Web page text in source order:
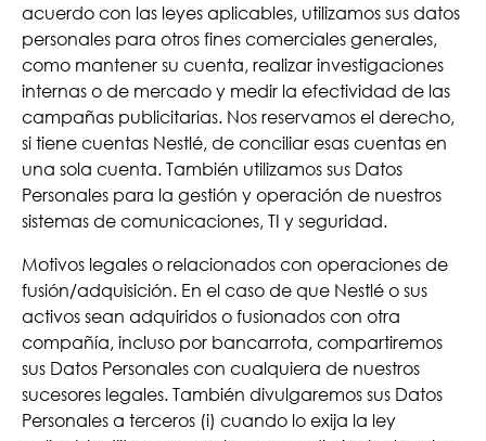
acuerdo con las leyes aplicables, utilizamos sus datos
personales para otros fines comerciales generales,
como mantener su cuenta, realizar investigaciones
internas o de mercado y medir la efectividad de las
campañas publicitarias. Nos reservamos el derecho,
si tiene cuentas Nestlé, de conciliar esas cuentas en
una sola cuenta. También utilizamos sus Datos
Personales para la gestión y operación de nuestros
sistemas de comunicaciones, TI y seguridad.
Motivos legales o relacionados con operaciones de
fusión/adquisición. En el caso de que Nestlé o sus
activos sean adquiridos o fusionados con otra
compañía, incluso por bancarrota, compartiremos
sus Datos Personales con cualquiera de nuestros
sucesores legales. También divulgaremos sus Datos
Personales a terceros (i) cuando lo exija la ley